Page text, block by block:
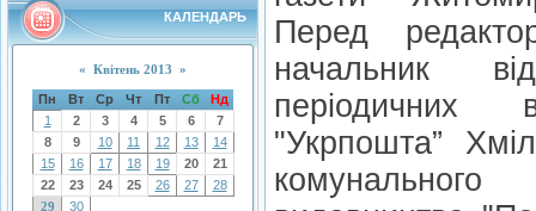
КАЛЕНДАРЬ
« Квітень 2013 »
Пн Вт Ср Чт Пт Сб
Нд
1
2 3 4 5 6
7
8
9 10 11 12 13
14
15
16 17 18 19 20
21
22
23 24 25 26 27
28
29
30
Перед
начальник
"Укрпошта”